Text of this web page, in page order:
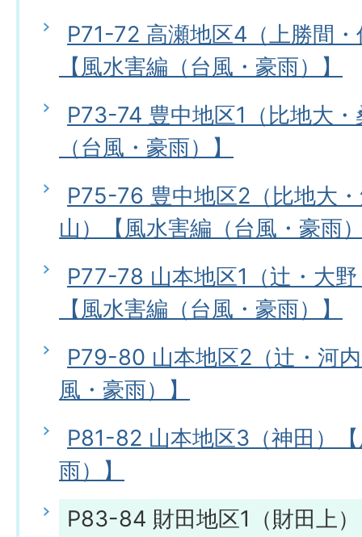
P71-72 高瀬地区4（上勝間
【風水害編（台風・豪雨）】
P73-74 豊中地区1（比地大
（台風・豪雨）】
P75-76 豊中地区2（比地大
山）【風水害編（台風・豪雨
P77-78 山本地区1（辻・大
【風水害編（台風・豪雨）】
P79-80 山本地区2（辻・河
風・豪雨）】
P81-82 山本地区3（神田）
雨）】
P83-84 財田地区1（財田上